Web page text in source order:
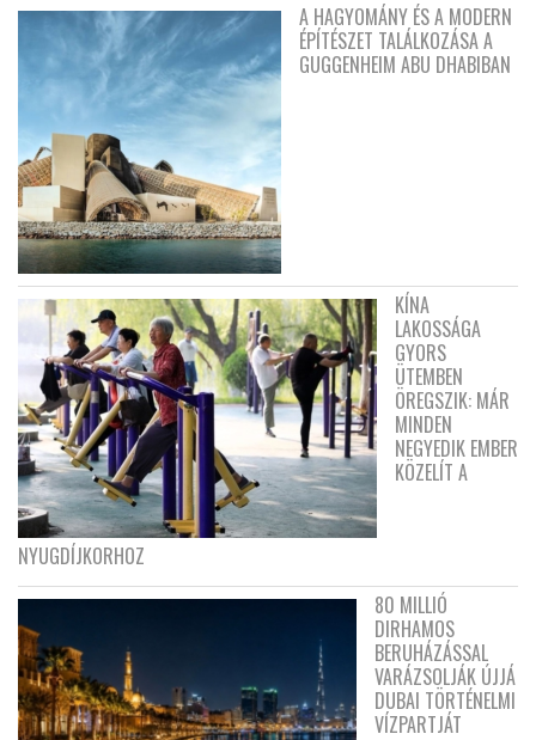
A HAGYOMÁNY ÉS A MODERN
ÉPÍTÉSZET TALÁLKOZÁSA A
GUGGENHEIM ABU DHABIBAN
KÍNA
LAKOSSÁGA
GYORS
ÜTEMBEN
ÖREGSZIK: MÁR
MINDEN
NEGYEDIK EMBER
KÖZELÍT A
NYUGDÍJKORHOZ
80 MILLIÓ
DIRHAMOS
BERUHÁZÁSSAL
VARÁZSOLJÁK ÚJJÁ
DUBAI TÖRTÉNELMI
VÍZPARTJÁT